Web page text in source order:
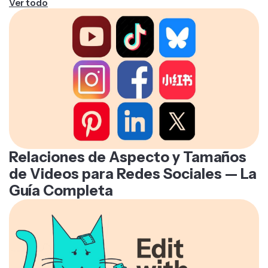
Ver todo
Relaciones de Aspecto y Tamaños
de Videos para Redes Sociales — La
Guía Completa